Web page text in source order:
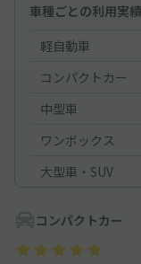
車種ごとの利用実績
軽自動車
コンパクトカー
中型車
ワンボックス
大型車・SUV
コンパクトカー